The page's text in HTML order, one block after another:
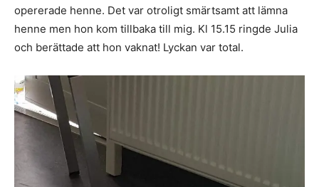
opererade henne. Det var otroligt smärtsamt att lämna
henne men hon kom tillbaka till mig. Kl 15.15 ringde Julia
och berättade att hon vaknat! Lyckan var total.